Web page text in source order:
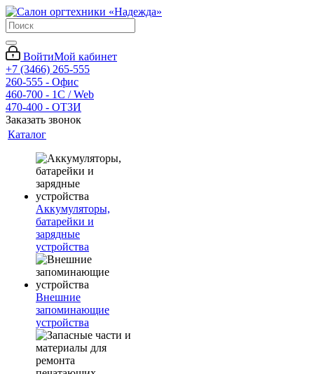
ВойтиМой кабинет
+7 (3466) 265-555
260-555 - Офис
460-700 - 1C / Web
470-400 - ОТЗИ
Заказать звонок
Каталог
Аккумуляторы,
батарейки и
зарядные
устройства
Внешние
запоминающие
устройства